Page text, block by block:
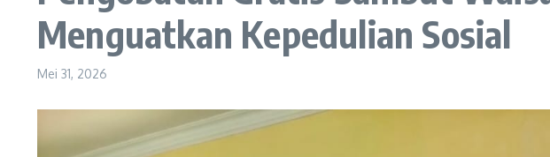
Menguatkan Kepedulian Sosial
Mei 31, 2026